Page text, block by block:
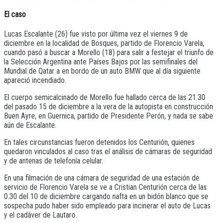
El caso
Lucas Escalante (26) fue visto por última vez el viernes 9 de
diciembre en la localidad de Bosques, partido de Florencio Varela,
cuando pasó a buscar a Morello (18) para salir a festejar el triunfo de
la Selección Argentina ante Países Bajos por las semifinales del
Mundial de Qatar a en bordo de un auto BMW que al día siguiente
apareció incendiado.
El cuerpo semicalcinado de Morello fue hallado cerca de las 21.30
del pasado 15 de diciembre a la vera de la autopista en construcción
Buen Ayre, en Guernica, partido de Presidente Perón, y nada se sabe
aún de Escalante.
En tales circunstancias fueron detenidos los Centurión, quienes
quedaron vinculados al caso tras el análisis de cámaras de seguridad
y de antenas de telefonía celular.
En una filmación de una cámara de seguridad de una estación de
servicio de Florencio Varela se ve a Cristian Centurión cerca de las
0.30 del 10 de diciembre cargando nafta en un bidón blanco que se
sospecha pudo haber sido empleado para incinerar el auto de Lucas
y el cadáver de Lautaro.